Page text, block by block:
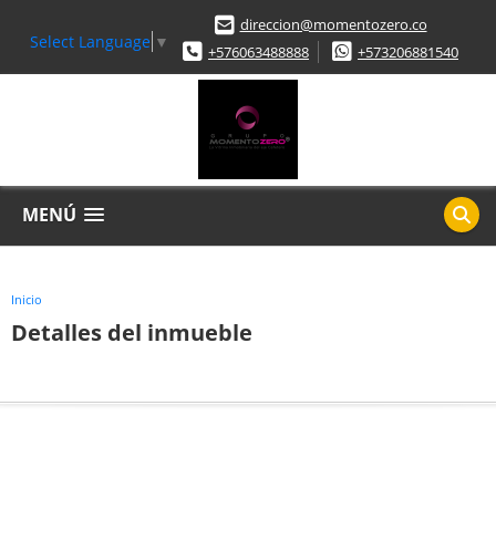
Select Language ▼
direccion@momentozero.co
+576063488888
+573206881540
MENÚ
Inicio
Detalles del inmueble